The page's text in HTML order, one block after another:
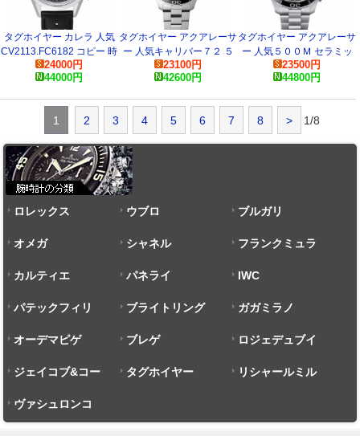
タグホイヤー カレラ 人気
CV2113.FC6182 コピー 時
計
24000円
44000円
タグホイヤー アクアレーサ
ー 人気キャリバー７２ ５
００Ｍ カウントダウン
CAK211A.BA0833 スーパ
23100円
42600円
タグホイヤー アクアレーサ
ー 人気５００Ｍ セラミッ
ク CAK2111.BA0833 スー
パーコピー 時計
23500円
44800円
1 2 3 4 5 6 7 8 > 1/8
ロレックス ウブロ ブルガリ
オメガ シャネル フランクミュラ
ー
カルティエ パネライ IWC
パテックフィリ
ップ
ブライトリング ガガミラノ
オーデマピゲ ブレゲ ロジェデュブイ
ジェイコブ&コー タグホイヤー リシャールミル
ヴァシュロンコ